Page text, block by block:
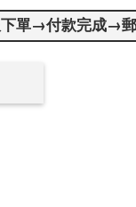
單→付款完成→